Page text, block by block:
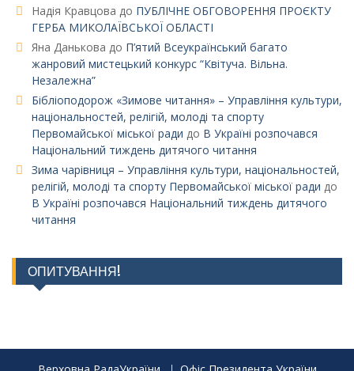
Надія Кравцова до ПУБЛІЧНЕ ОБГОВОРЕННЯ ПРОЄКТУ
ГЕРБА МИКОЛАЇВСЬКОЇ ОБЛАСТІ
Яна Данькова до П’ятий Всеукраїнський багато
жанровий мистецький конкурс “Квітуча. Вільна.
Незалежна”
Бібліоподорож «Зимове читання» – Управління культури,
національностей, релігій, молоді та спорту
Первомайської міської ради до В Україні розпочався
Національний тиждень дитячого читання
Зима чарівниця – Управління культури, національностей,
релігій, молоді та спорту Первомайської міської ради до
В Україні розпочався Національний тиждень дитячого
читання
ОПИТУВАННЯ!